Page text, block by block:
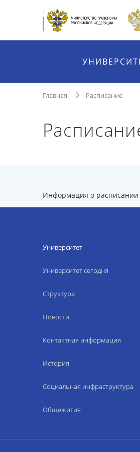
Главная Расписание
Информация о расписании
Университет
Университет сегодня
Структура
Новости
Контактная информация
История
Социальная инфраструктура
Общежития